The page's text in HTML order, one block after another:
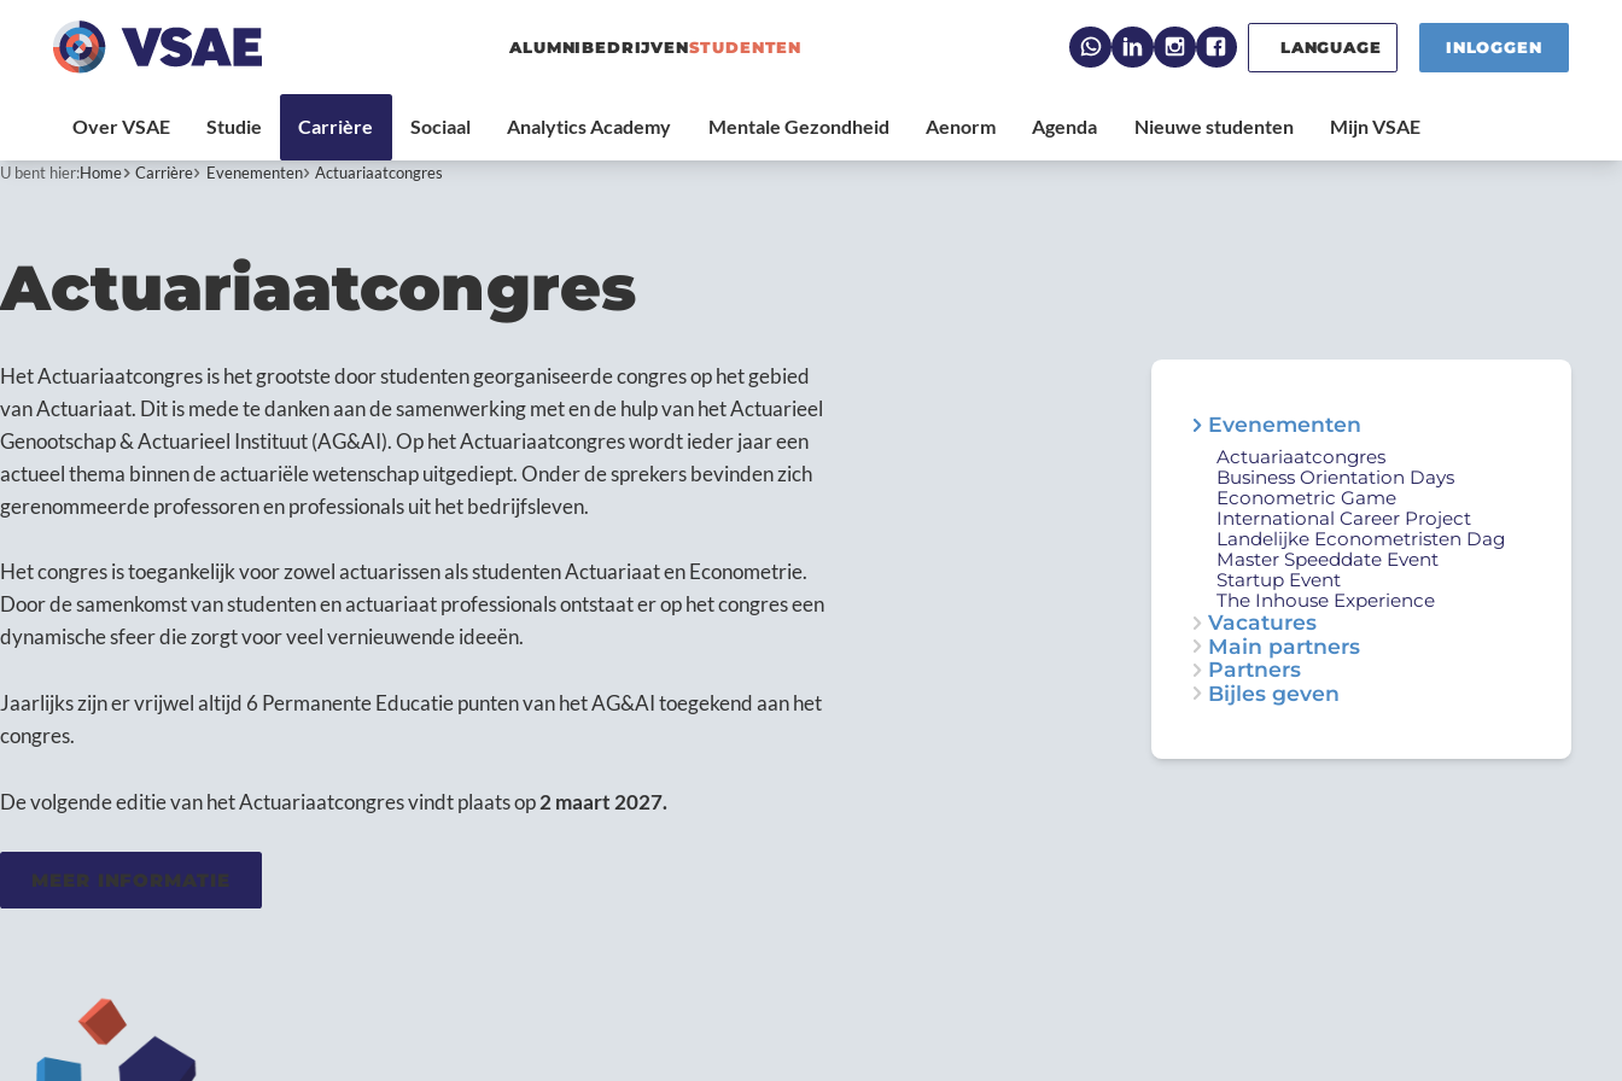
ALUMNIBEDRIJVENSTUDENTEN INLOGGEN
LANGUAGE
U bent hier:Home Carrière Evenementen Actuariaatcongres
Actuariaatcongres
Het Actuariaatcongres is het grootste door studenten georganiseerde congres op het gebied
van Actuariaat. Dit is mede te danken aan de samenwerking met en de hulp van het Actuarieel
Genootschap & Actuarieel Instituut (AG&AI). Op het Actuariaatcongres wordt ieder jaar een
actueel thema binnen de actuariële wetenschap uitgediept. Onder de sprekers bevinden zich
gerenommeerde professoren en professionals uit het bedrijfsleven.
Het congres is toegankelijk voor zowel actuarissen als studenten Actuariaat en Econometrie.
Door de samenkomst van studenten en actuariaat professionals ontstaat er op het congres een
dynamische sfeer die zorgt voor veel vernieuwende ideeën.
Jaarlijks zijn er vrijwel altijd 6 Permanente Educatie punten van het AG&AI toegekend aan het
congres.
De volgende editie van het Actuariaatcongres vindt plaats op2 maart 2027.
MEER INFORMATIE
Evenementen
Actuariaatcongres
Business Orientation Days
Econometric Game
International Career Project
Landelijke Econometristen Dag
Master Speeddate Event
Startup Event
The Inhouse Experience
Vacatures
Main partners
Partners
Bijles geven